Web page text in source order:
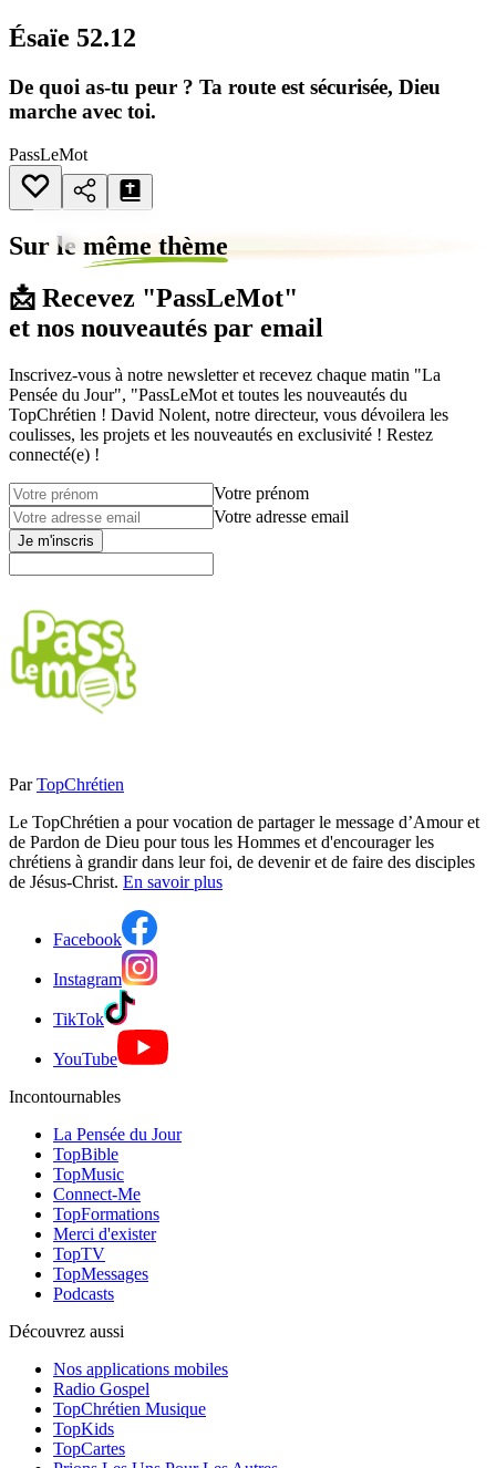
Ésaïe 52.12
De quoi as-tu peur ? Ta route est sécurisée, Dieu
marche avec toi.
PassLeMot
Sur le même thème
📩 Recevez "PassLeMot"
et nos nouveautés par email
Inscrivez-vous à notre newsletter et recevez chaque matin "La
Pensée du Jour", "PassLeMot et toutes les nouveautés du
TopChrétien ! David Nolent, notre directeur, vous dévoilera les
coulisses, les projets et les nouveautés en exclusivité ! Restez
connecté(e) !
Votre prénom
Votre adresse email
Je m'inscris
Par TopChrétien
Le TopChrétien a pour vocation de partager le message d’Amour et
de Pardon de Dieu pour tous les Hommes et d'encourager les
chrétiens à grandir dans leur foi, de devenir et de faire des disciples
de Jésus-Christ. En savoir plus
Facebook
Instagram
TikTok
YouTube
Incontournables
La Pensée du Jour
TopBible
TopMusic
Connect-Me
TopFormations
Merci d'exister
TopTV
TopMessages
Podcasts
Découvrez aussi
Nos applications mobiles
Radio Gospel
TopChrétien Musique
TopKids
TopCartes